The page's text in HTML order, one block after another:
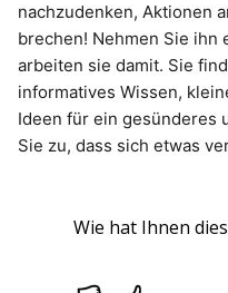
nachzudenken, Aktionen
brechen! Nehmen Sie ihn
arbeiten sie damit. Sie
informatives Wissen,
Ideen für ein gesünderes
Sie zu, dass sich etwas